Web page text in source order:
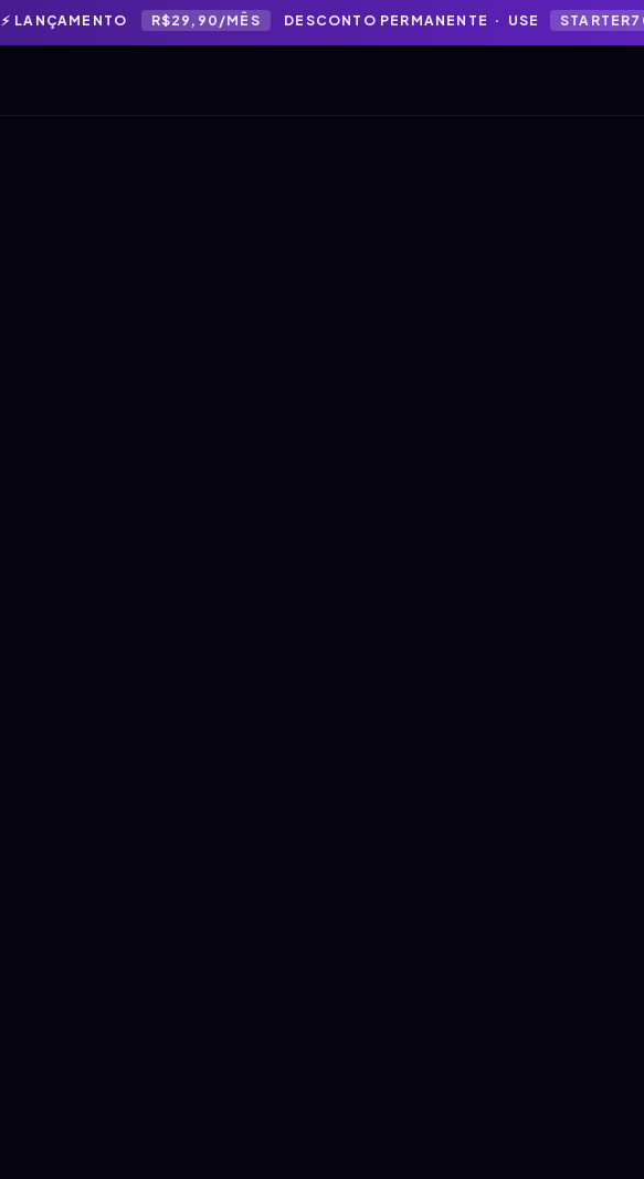
⚡ LANÇAMENTO R$29,90/MÊS DESCONTO PERMANENTE · USE